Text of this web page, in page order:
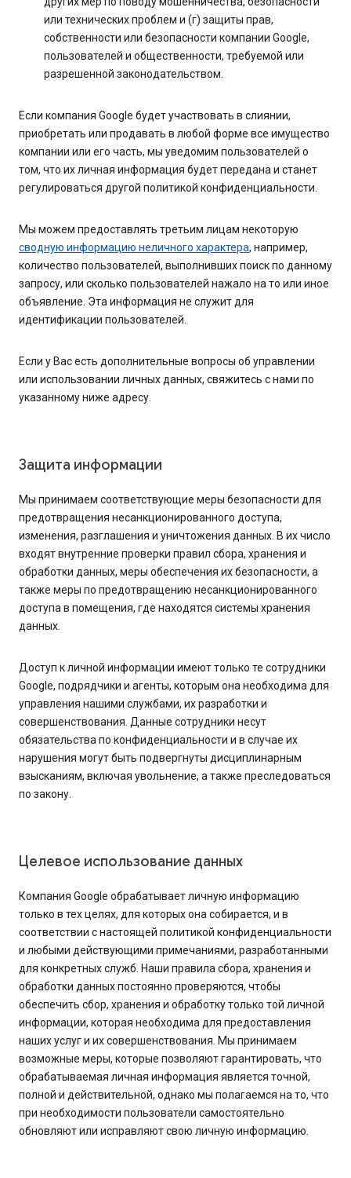
или технических проблем и (г) защиты прав,
собственности или безопасности компании Google,
пользователей и общественности, требуемой или
разрешенной законодательством.
Если компания Google будет участвовать в слиянии,
приобретать или продавать в любой форме все имущество
компании или его часть, мы уведомим пользователей о
том, что их личная информация будет передана и станет
регулироваться другой политикой конфиденциальности.
Мы можем предоставлять третьим лицам некоторую
сводную информацию неличного характера, например,
количество пользователей, выполнивших поиск по данному
запросу, или сколько пользователей нажало на то или иное
объявление. Эта информация не служит для
идентификации пользователей.
Если у Вас есть дополнительные вопросы об управлении
или использовании личных данных, свяжитесь с нами по
указанному ниже адресу.
Защита информации
Мы принимаем соответствующие меры безопасности для
предотвращения несанкционированного доступа,
изменения, разглашения и уничтожения данных. В их число
входят внутренние проверки правил сбора, хранения и
обработки данных, меры обеспечения их безопасности, а
также меры по предотвращению несанкционированного
доступа в помещения, где находятся системы хранения
данных.
Доступ к личной информации имеют только те сотрудники
Google, подрядчики и агенты, которым она необходима для
управления нашими службами, их разработки и
совершенствования. Данные сотрудники несут
обязательства по конфиденциальности и в случае их
нарушения могут быть подвергнуты дисциплинарным
взысканиям, включая увольнение, а также преследоваться
по закону.
Целевое использование данных
Компания Google обрабатывает личную информацию
только в тех целях, для которых она собирается, и в
соответствии с настоящей политикой конфиденциальности
и любыми действующими примечаниями, разработанными
для конкретных служб. Наши правила сбора, хранения и
обработки данных постоянно проверяются, чтобы
обеспечить сбор, хранения и обработку только той личной
информации, которая необходима для предоставления
наших услуг и их совершенствования. Мы принимаем
возможные меры, которые позволяют гарантировать, что
обрабатываемая личная информация является точной,
полной и действительной, однако мы полагаемся на то, что
при необходимости пользователи самостоятельно
обновляют или исправляют свою личную информацию.